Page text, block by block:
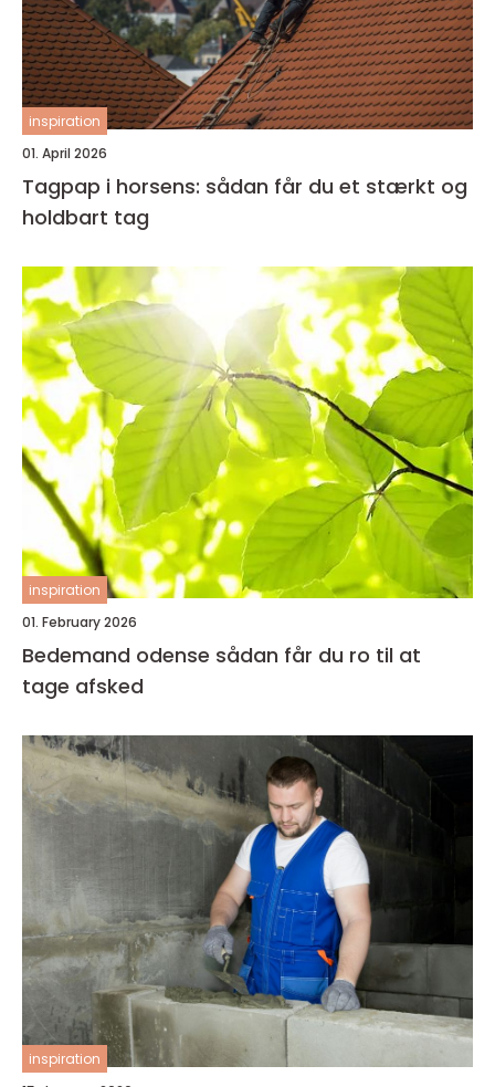
inspiration
01. April 2026
Tagpap i horsens: sådan får du et stærkt og
holdbart tag
inspiration
01. February 2026
Bedemand odense sådan får du ro til at
tage afsked
inspiration